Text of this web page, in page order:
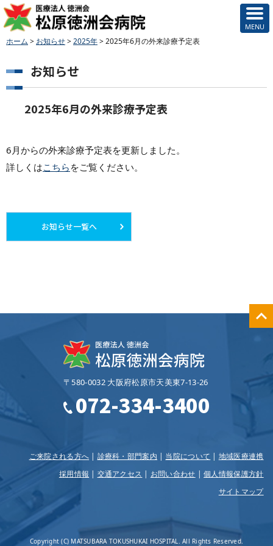
ホーム > お知らせ>2025年>2025年6月の外来診療予定表
お知らせ
2025年6月の外来診療予定表
6月からの外来診療予定表を更新しました。
詳しくはこちら をご覧ください。
お知らせ一覧へ
〒580-0032 大阪府松原市天美東7‐13‐26
072-334-3400
ご来院される方へ 診療科・部門案内 当院について
地域医療連携
採用情報
交通アクセス お問い合わせ
個人情報保護方針
サイトマップ
Copyright (C) MATSUBARA TOKUSHUKAI HOSPITAL. All Rights Reserved.